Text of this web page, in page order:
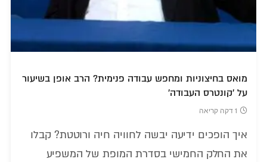
מואס בחיצוניות ומחפש עבודה פנימית? הרב אופן בשיעור
על 'קונטרס העבודה'
1 דקה קריאה
איך הופכים ידיעה יבשה לחוויה חיה ורוטטת? קבלו
את החלק החמישי בסדרת המופת של המשפיע